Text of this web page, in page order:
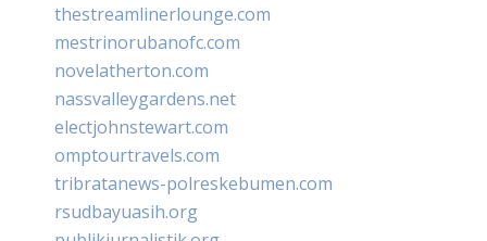
thestreamlinerlounge.com
mestrinorubanofc.com
novelatherton.com
nassvalleygardens.net
electjohnstewart.com
omptourtravels.com
tribratanews-polreskebumen.com
rsudbayuasih.org